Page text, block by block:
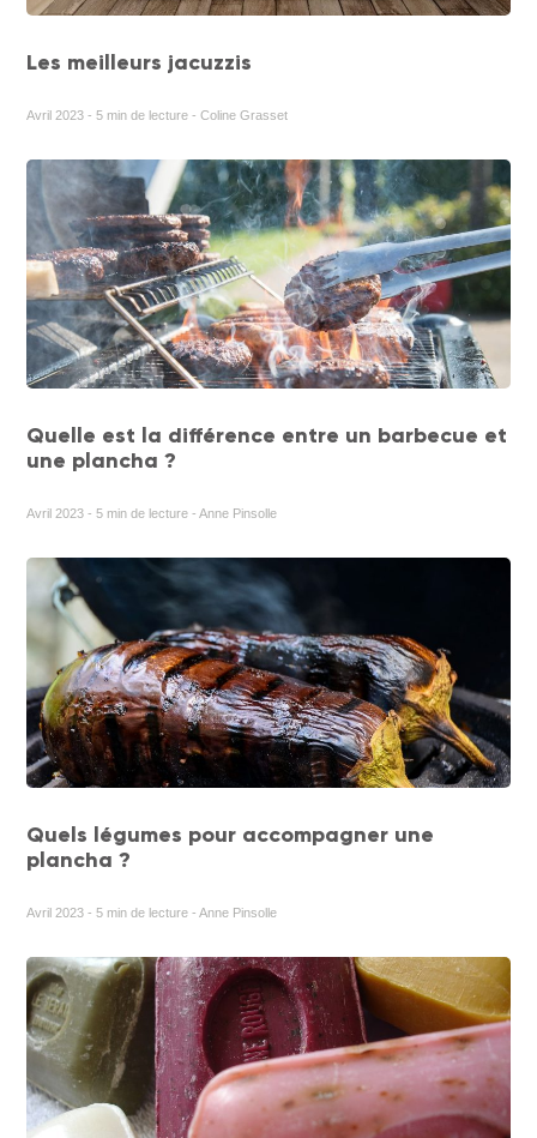
Les meilleurs jacuzzis
Avril 2023 - 5 min de lecture - Coline Grasset
Quelle est la différence entre un barbecue et
une plancha ?
Avril 2023 - 5 min de lecture - Anne Pinsolle
Quels légumes pour accompagner une
plancha ?
Avril 2023 - 5 min de lecture - Anne Pinsolle